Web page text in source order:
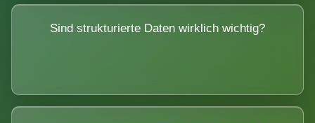
Sind strukturierte Daten wirklich wichtig?